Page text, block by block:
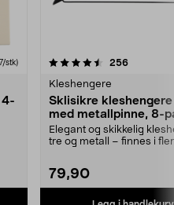
stk)
4-
256
Kleshengere
Sklisikre
med metallpinne, 8-
Elegant og skikkelig
tre og metall – finnes i
79,90
4.5av 5 stjerner